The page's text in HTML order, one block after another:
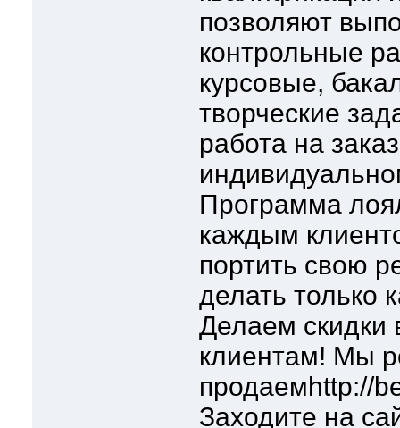
позволяют
контрольные
курсовые,
творческие
работа на
Программа
каждым
портить свою
делать только
Делаем скидки
клиентам! Мы
продаемhttp://
Заходите на